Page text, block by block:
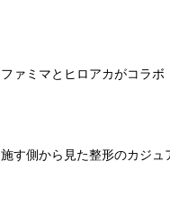
ファミマとヒロアカがコラボ
施す側から見た整形のカジュ